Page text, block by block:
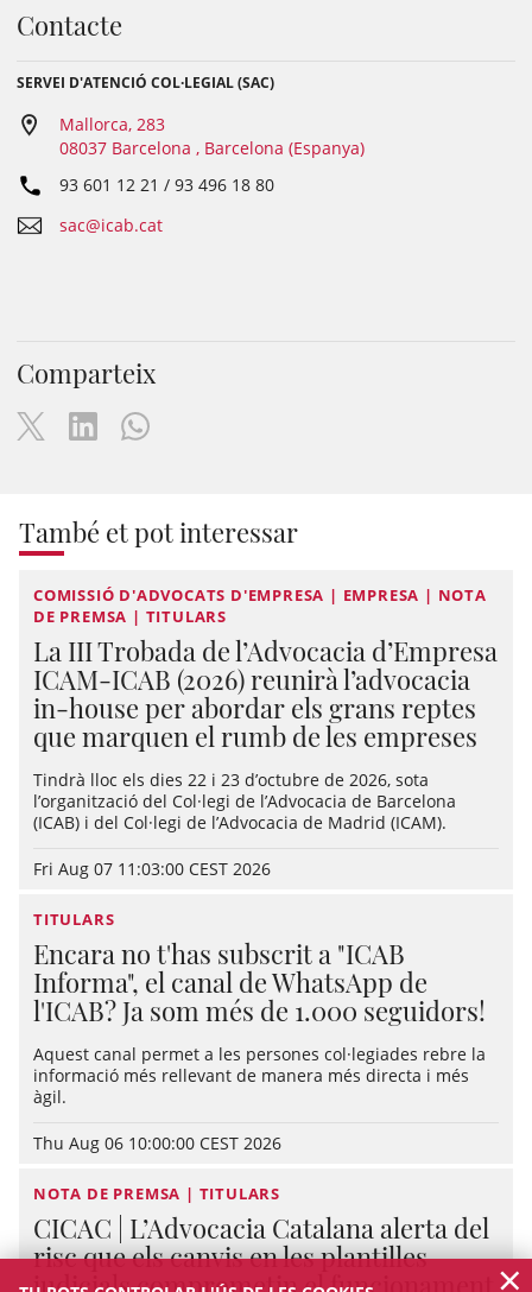
Contacte
SERVEI D'ATENCIÓ COL·LEGIAL (SAC)
Mallorca, 283
08037 Barcelona , Barcelona (Espanya)
93 601 12 21 / 93 496 18 80
sac@icab.cat
Comparteix
També et pot interessar
COMISSIÓ D'ADVOCATS D'EMPRESA | EMPRESA | NOTA
DE PREMSA | TITULARS
La III Trobada de l’Advocacia d’Empresa
ICAM-ICAB (2026) reunirà l’advocacia
in-house per abordar els grans reptes
que marquen el rumb de les empreses
Tindrà lloc els dies 22 i 23 d’octubre de 2026, sota
l’organització del Col·legi de l’Advocacia de Barcelona
(ICAB) i del Col·legi de l’Advocacia de Madrid (ICAM).
Fri Aug 07 11:03:00 CEST 2026
TITULARS
Encara no t'has subscrit a "ICAB
Informa", el canal de WhatsApp de
l'ICAB? Ja som més de 1.000 seguidors!
Aquest canal permet a les persones col·legiades rebre la
informació més rellevant de manera més directa i més
àgil.
Thu Aug 06 10:00:00 CEST 2026
NOTA DE PREMSA | TITULARS
CICAC | L’Advocacia Catalana alerta del
risc que els canvis en les plantilles
judicials comprometin el funcionament
×